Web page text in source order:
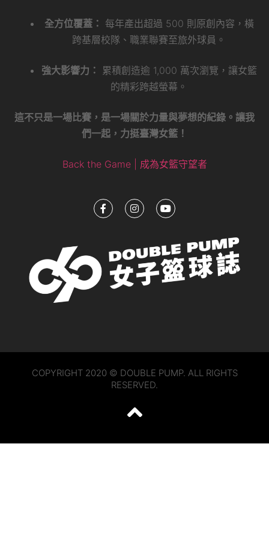
全方位覆蓋： 每年產出超過 500 則原創內容，橫
跨基層校隊、職業聯賽至旅外球員。
強大影響力：
累積創造逾 1,000 萬次瀏覽，讓女籃
的精彩跨越螢幕。
這不只是一場比賽，是一場關於力量與夢想的紀錄。讓我
們一起，力挺臺灣女籃！
Back the Game | 成為女籃守望者
COPYRIGHT 2020 © DOUBLE PUMP. ALL RIGHTS
RESERVED.